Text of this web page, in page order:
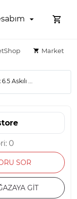
Market
Askılı ...
0
SOR
GİT